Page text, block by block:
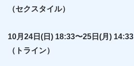
（セクスタイル）
10月24日(日) 18:33〜25日(月) 14:33
（トライン）